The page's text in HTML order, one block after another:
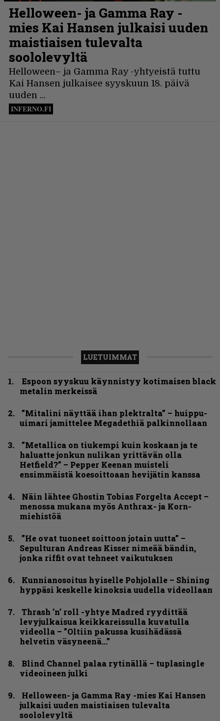
LUETUIMMAT
Espoon syyskuu käynnistyy kotimaisen black
metalin merkeissä
”Mitalini näyttää ihan plektralta” – huippu-
uimari jamittelee Megadethiä palkinnollaan
”Metallica on tiukempi kuin koskaan ja te
haluatte jonkun nulikan yrittävän olla
Hetfield?” – Pepper Keenan muisteli
ensimmäistä koesoittoaan hevijätin kanssa
Näin lähtee Ghostin Tobias Forgelta Accept –
menossa mukana myös Anthrax- ja Korn-
miehistöä
”He ovat tuoneet soittoon jotain uutta” –
Sepulturan Andreas Kisser nimeää bändin,
jonka riffit ovat tehneet vaikutuksen
Kunnianosoitus hyiselle Pohjolalle – Shining
hyppäsi keskelle kinoksia uudella videollaan
Thrash ’n’ roll -yhtye Madred ryydittää
levyjulkaisua keikkareissulla kuvatulla
videolla – ”Oltiin pakussa kusihädässä
helvetin väsyneenä…”
Blind Channel palaa rytinällä – tuplasingle
videoineen julki
Helloween- ja Gamma Ray -mies Kai Hansen
julkaisi uuden maistiaisen tulevalta
soololevyltä